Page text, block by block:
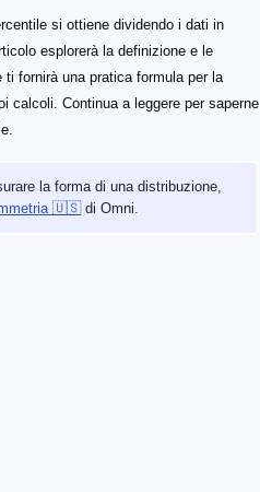
si ottiene dividendo i dati in
esplorerà la definizione e le
fornirà una pratica formula per la
calcoli. Continua a leggere per saperne
la forma di una distribuzione,
🇺🇸di Omni.